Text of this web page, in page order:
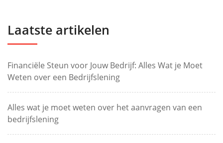
Laatste artikelen
Financiële Steun voor Jouw Bedrijf: Alles Wat je Moet
Weten over een Bedrijfslening
Alles wat je moet weten over het aanvragen van een
bedrijfslening